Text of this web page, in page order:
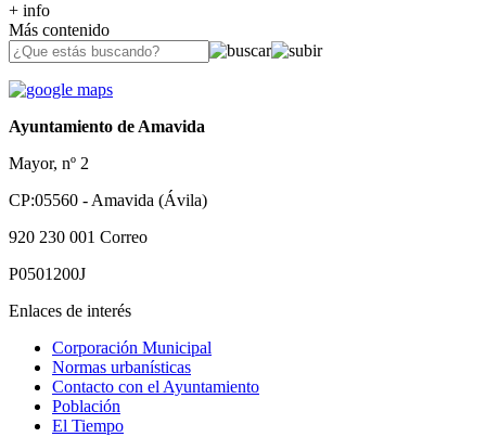
+ info
Más contenido
Ayuntamiento de Amavida
Mayor, nº 2
CP:05560 - Amavida (Ávila)
920 230 001 Correo
P0501200J
Enlaces de interés
Corporación Municipal
Normas urbanísticas
Contacto con el Ayuntamiento
Población
El Tiempo